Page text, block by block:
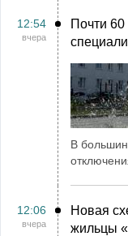
12:54
вчера
Почти
В
12:06
вчера
Новая
жильцы